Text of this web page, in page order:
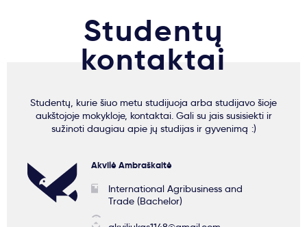
Studentų
kontaktai
Studentų, kurie šiuo metu studijuoja arba studijavo šioje
aukštojoje mokykloje, kontaktai. Gali su jais susisiekti ir
sužinoti daugiau apie jų studijas ir gyvenimą :)
Akvilė Ambraškaitė
International Agribusiness and
Trade (Bachelor)